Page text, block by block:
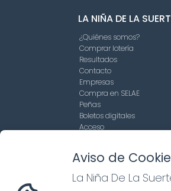
LA NIÑA DE LA
¿Quiénes somos?
Comprar lotería
Resultados
Contacto
Empresas
Compra en SELAE
Peñas
Boletos digitales
Acceso
Aviso de
La Niña De La